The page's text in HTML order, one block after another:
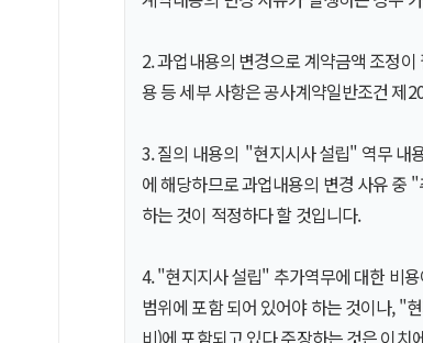
2. 과업내용의 변경으로 계약금액 조정
용 등 세부 사항은 공사계약일반조건 제
3. 질의 내용의 "현지시사 설립" 역무 내
에 해당하므로 과업내용의 변경 사유 중
하는 것이 적정하다 할 것입니다.
4. "현지지사 설립" 추가역무에 대한 비
범위에 포함 되어 있어야 하는 것이나, "
비)에 포함되고 있다 주장하는 것은 이치